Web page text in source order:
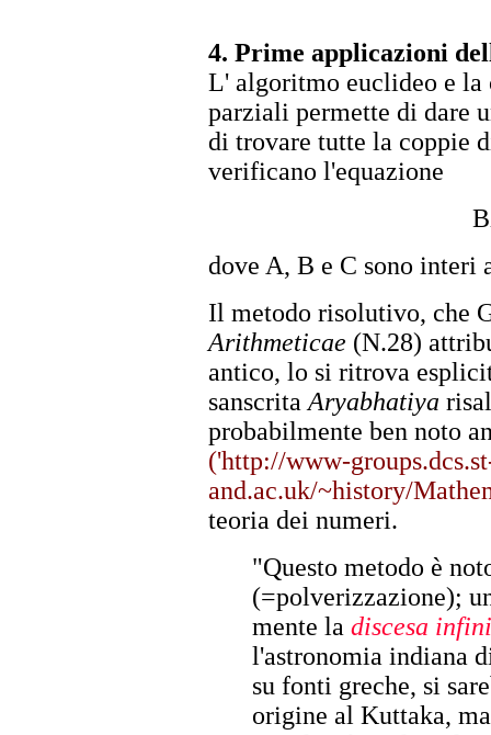
4. Prime applicazioni
L' algoritmo euclideo e
parziali permette di dare
di trovare tutte la coppie
verificano l'equazione
dove A, B e C sono interi
Il metodo risolutivo, che
Arithmeticae (N.28)
antico, lo si ritrova
sanscrita Aryabhatiya
probabilmente ben noto
('http://www-
and.ac.uk/~history/
teoria dei numeri.
"Questo metodo è
(=polverizzazione);
mente la discesa
l'astronomia indiana
su fonti greche, si
origine al Kuttaka,